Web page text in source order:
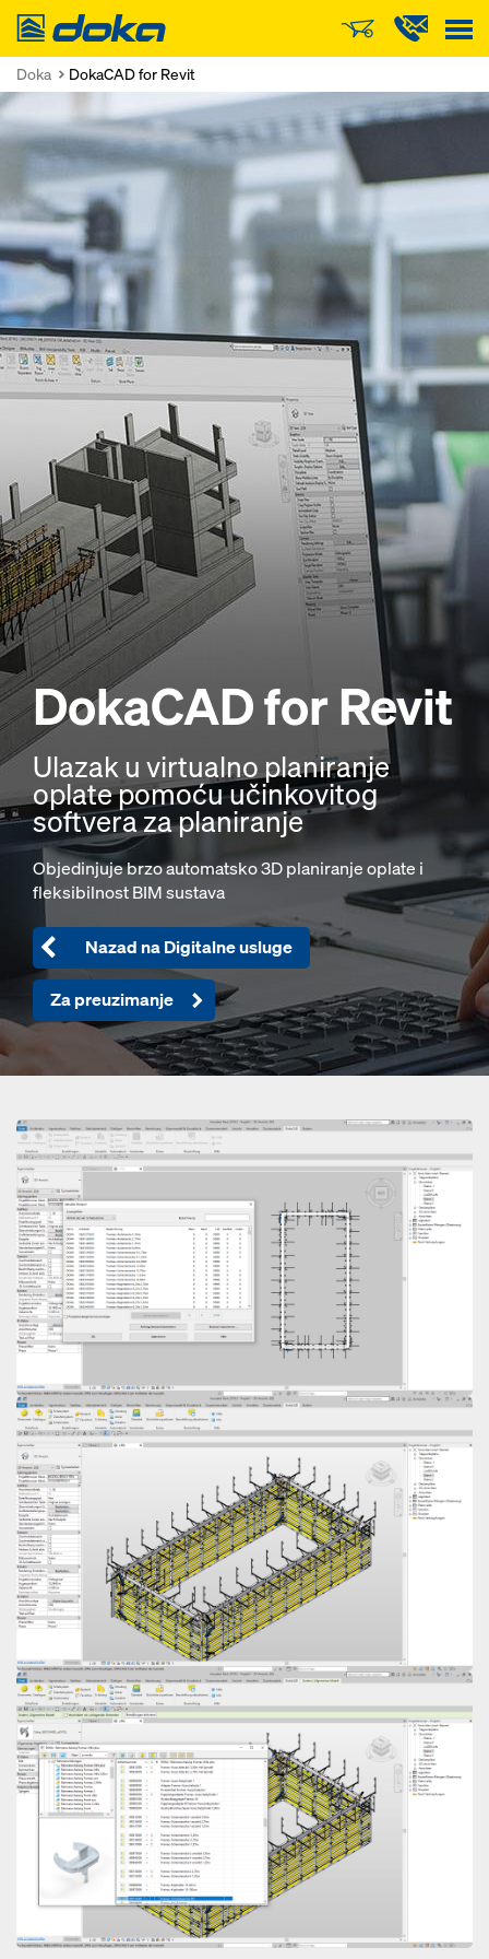
Doka
Doka DokaCAD for Revit
DokaCADfor Revit
Ulazak u virtualno planiranje
oplate pomoću učinkovitog
softvera za planiranje
Objedinjuje brzo automatsko 3D planiranje oplate i
fleksibilnost BIM sustava
Nazad na Digitalne usluge
Za preuzimanje
Open
Open
Open